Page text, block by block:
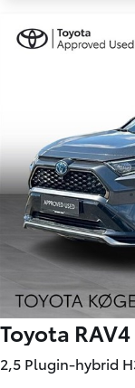
Toyota
2,5 Plugin-hybrid